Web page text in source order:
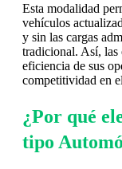
Esta modalidad
vehículos
y sin las cargas
tradicional. Así, las
eficiencia de sus
competitividad en
¿Por qué
tipo